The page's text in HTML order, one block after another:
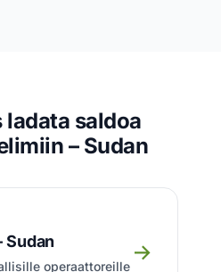
saldoa
– Sudan
Sudan
operaattoreille
→